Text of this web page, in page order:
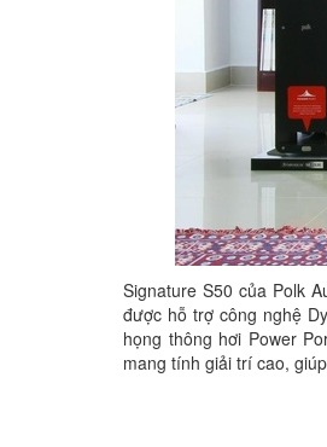
Signature S50 của Polk
được hỗ trợ công nghệ
họng thông hơi Power
mang tính giải trí cao,